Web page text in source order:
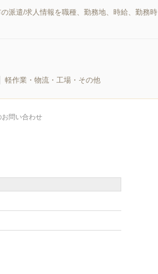
派遣/求人情報を職種、勤務地、時給、勤務時
軽作業・物流・工場・その他
お問い合わせ